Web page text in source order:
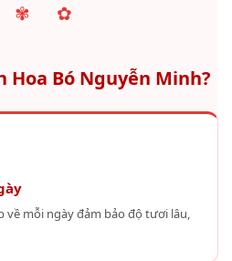
✾ ✿
Hoa Bó Nguyễn Minh?
về mỗi ngày đảm bảo độ tươi lâu,